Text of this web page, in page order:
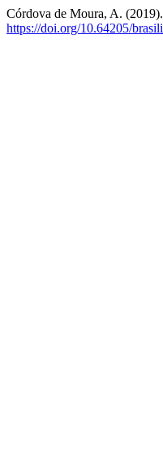
Córdova de Moura, A.
https://doi.org/10.64205/